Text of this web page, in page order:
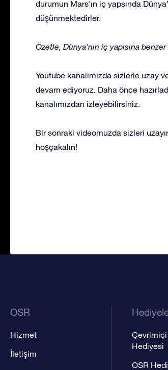
durumun Mars’ın iç yapsında
düşünmektedirler.
Özetle, Dünya’nın iç yapısına
Youtube kanalımızda sizlerle uzay
devam ediyoruz. Daha önce
kanalımızdan izleyebilirsiniz.
Bir sonraki videomuzda sizleri
hoşçakalın!
OSR
Hizmet
İletişim
Çevrimiçi
Hediyesi
OSR